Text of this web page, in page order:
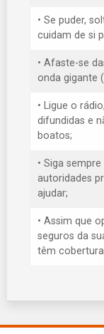
• Se puder,
cuidam de si
• Afaste-se
onda gigante
• Ligue o
difundidas e
boatos;
• Siga
autoridades
ajudar;
• Assim que
seguros da
têm